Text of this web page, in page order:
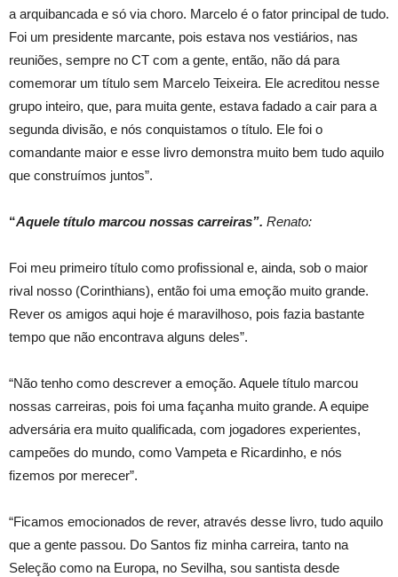
a arquibancada e só via choro. Marcelo é o fator principal de tudo.
Foi um presidente marcante, pois estava nos vestiários, nas
reuniões, sempre no CT com a gente, então, não dá para
comemorar um título sem Marcelo Teixeira. Ele acreditou nesse
grupo inteiro, que, para muita gente, estava fadado a cair para a
segunda divisão, e nós conquistamos o título. Ele foi o
comandante maior e esse livro demonstra muito bem tudo aquilo
que construímos juntos”.
“Aquele título marcou nossas carreiras”. Renato:
Foi meu primeiro título como profissional e, ainda, sob o maior
rival nosso (Corinthians), então foi uma emoção muito grande.
Rever os amigos aqui hoje é maravilhoso, pois fazia bastante
tempo que não encontrava alguns deles”.
“Não tenho como descrever a emoção. Aquele título marcou
nossas carreiras, pois foi uma façanha muito grande. A equipe
adversária era muito qualificada, com jogadores experientes,
campeões do mundo, como Vampeta e Ricardinho, e nós
fizemos por merecer”.
“Ficamos emocionados de rever, através desse livro, tudo aquilo
que a gente passou. Do Santos fiz minha carreira, tanto na
Seleção como na Europa, no Sevilha, sou santista desde